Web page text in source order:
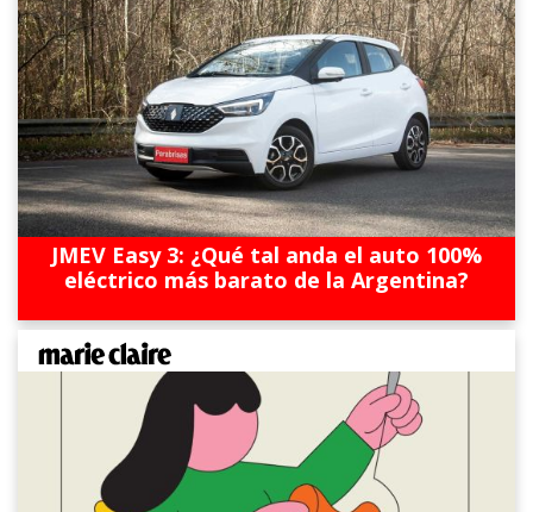
JMEV Easy 3: ¿Qué tal anda el auto 100%
eléctrico más barato de la Argentina?